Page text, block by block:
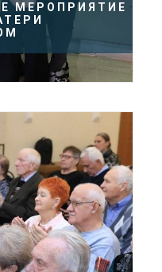
МЕРОПРИЯТИЕ